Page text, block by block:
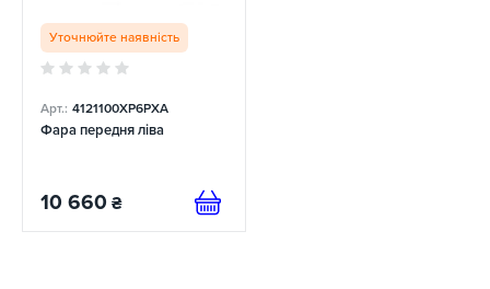
Уточнюйте наявність
Арт.: 4121100XP6PXA
Фара передня ліва
10 660 ₴